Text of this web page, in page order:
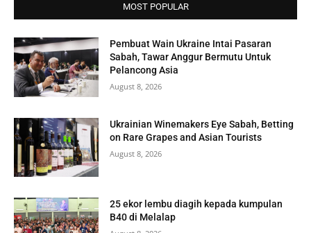
MOST POPULAR
Pembuat Wain Ukraine Intai Pasaran
Sabah, Tawar Anggur Bermutu Untuk
Pelancong Asia
August 8, 2026
Ukrainian Winemakers Eye Sabah, Betting
on Rare Grapes and Asian Tourists
August 8, 2026
25 ekor lembu diagih kepada kumpulan
B40 di Melalap